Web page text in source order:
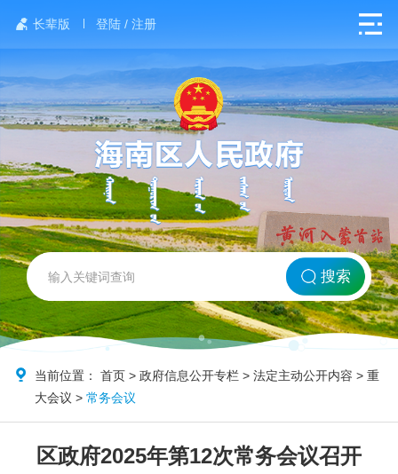
长辈版 登陆 / 注册
网站首页
北方海南
政务要闻
搜索
当前位置：首页 >政府信息公开专栏 >法定主动公开内容 >重
大会议 >常务会议
区政府2025年第12次常务会议召开